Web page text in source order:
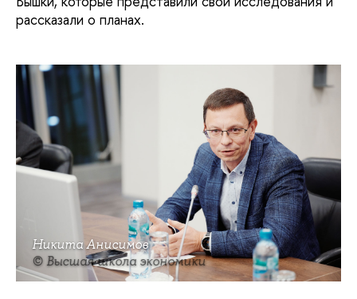
рассказали о планах.
Никита Анисимов
© Высшая школа экономики